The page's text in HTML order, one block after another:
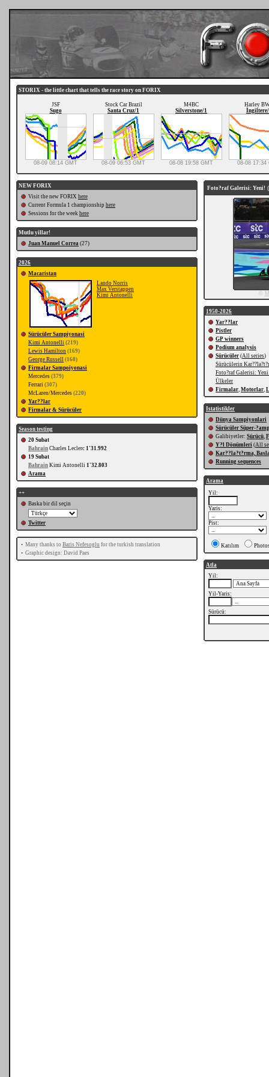
STORIX - the little chart that tells the race story on FORIX
JSF
Sugo
08-09 08:14 GMT
Stock Car Brazil
Santa Cruz/1
08-09 06:53 GMT
M4BC
Silverstone/1
08-08 19:58 GMT
Harley
08-08 17:34
NEW FORIX
Visit the new FORIX here
Current Formula 1 championship here
Sessions for the week here
Mutlu yillar!
Juan Manuel Correa (27)
2026
Macaristan
Lando Norris
Max Verstappen
Kimi Antonelli
Sürücüler Sampiyonasi
Kimi Antonelli (219)
Lewis Hamilton (169)
George Russell (160)
Firmalar Sampoiyonasi
Mercedes (379)
Ferrari (307)
McLaren/Mercedes (220)
Yar??lar
Firmalar & Sürücüler
Season testing
20 Subat
Bahrain Charles Leclerc 1'31.992
19 Subat
Bahrain Kimi Antonelli 1'32.803
Arama
++
Baska bir dil seçin
Twitter
• Many thanks to Baris Nefesoglu for the turkish translation
• Graphic design: David Paes
Foto?raf Galerisi: Yeni!
©
1950-2026
Yar??lar
Pistler
GP winners
Podium analysis
Sürücüler (All series)
Sürücülerin
Foto?raf Galerisi:
Ülkeler
Firmalar, Motorlar,
Istatistikler
Dünya Sampiyonlari
Sürücüler Süper-
Galibiyetler: Sürücü,
Y?l Dönümleri (All
Kar??la?t?rma,
Running sequences
Arama
Yil:
Yaris:
Pist:
Katılım
Atla
Yil:
Yil-Yaris:
Sürücü: